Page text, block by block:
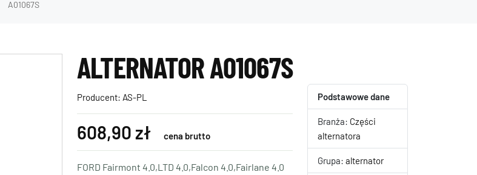
A01067S
ALTERNATOR A01067S
Producent: AS-PL
608,90 zł cena brutto
FORD Fairmont 4.0,LTD 4.0,Falcon 4.0,Fairlane 4.0
Podstawowe dane
Branża: Części
alternatora
Grupa: alternator